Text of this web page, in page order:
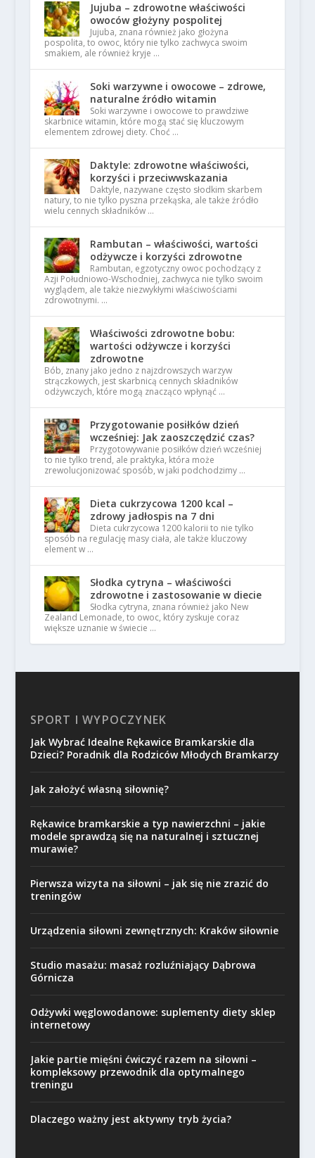
Jujuba – zdrowotne właściwości
owoców głożyny pospolitej
Jujuba, znana również jako głożyna
pospolita, to owoc, który nie tylko zachwyca swoim
smakiem, ale również kryje …
Soki warzywne i owocowe – zdrowe,
naturalne źródło witamin
Soki warzywne i owocowe to prawdziwe
skarbnice witamin, które mogą stać się kluczowym
elementem zdrowej diety. Choć …
Daktyle: zdrowotne właściwości,
korzyści i przeciwwskazania
Daktyle, nazywane często słodkim skarbem
natury, to nie tylko pyszna przekąska, ale także źródło
wielu cennych składników …
Rambutan – właściwości, wartości
odżywcze i korzyści zdrowotne
Rambutan, egzotyczny owoc pochodzący z
Azji Południowo-Wschodniej, zachwyca nie tylko swoim
wyglądem, ale także niezwykłymi właściwościami
zdrowotnymi. …
Właściwości zdrowotne bobu:
wartości odżywcze i korzyści
zdrowotne
Bób, znany jako jedno z najzdrowszych warzyw
strączkowych, jest skarbnicą cennych składników
odżywczych, które mogą znacząco wpłynąć …
Przygotowanie posiłków dzień
wcześniej: Jak zaoszczędzić czas?
Przygotowywanie posiłków dzień wcześniej
to nie tylko trend, ale praktyka, która może
zrewolucjonizować sposób, w jaki podchodzimy …
Dieta cukrzycowa 1200 kcal –
zdrowy jadłospis na 7 dni
Dieta cukrzycowa 1200 kalorii to nie tylko
sposób na regulację masy ciała, ale także kluczowy
element w …
Słodka cytryna – właściwości
zdrowotne i zastosowanie w diecie
Słodka cytryna, znana również jako New
Zealand Lemonade, to owoc, który zyskuje coraz
większe uznanie w świecie …
SPORT I WYPOCZYNEK
Jak Wybrać Idealne Rękawice Bramkarskie dla
Dzieci? Poradnik dla Rodziców Młodych Bramkarzy
Jak założyć własną siłownię?
Rękawice bramkarskie a typ nawierzchni – jakie
modele sprawdzą się na naturalnej i sztucznej
murawie?
Pierwsza wizyta na siłowni – jak się nie zrazić do
treningów
Urządzenia siłowni zewnętrznych: Kraków siłownie
Studio masażu: masaż rozluźniający Dąbrowa
Górnicza
Odżywki węglowodanowe: suplementy diety sklep
internetowy
Jakie partie mięśni ćwiczyć razem na siłowni –
kompleksowy przewodnik dla optymalnego
treningu
Dlaczego ważny jest aktywny tryb życia?